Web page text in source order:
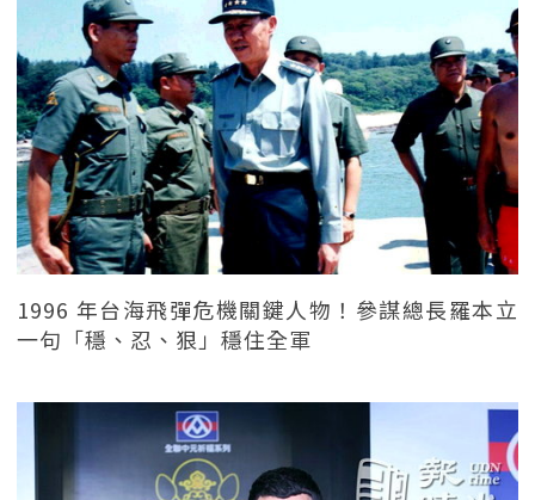
1996 年台海飛彈危機關鍵人物！參謀總長羅本立
一句「穩、忍、狠」穩住全軍